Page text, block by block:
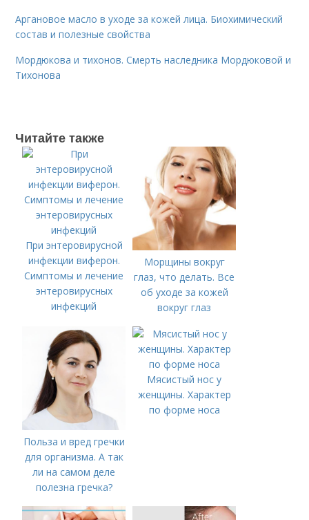
Аргановое масло в уходе за кожей лица. Биохимический
состав и полезные свойства
Мордюкова и тихонов. Смерть наследника Мордюковой и
Тихонова
Читайте также
При энтеровирусной
инфекции виферон.
Симптомы и лечение
энтеровирусных
инфекций
Морщины вокруг
глаз, что делать. Все
об уходе за кожей
вокруг глаз
Польза и вред гречки
для организма. А так
ли на самом деле
полезна гречка?
Мясистый нос у
женщины. Характер
по форме носа